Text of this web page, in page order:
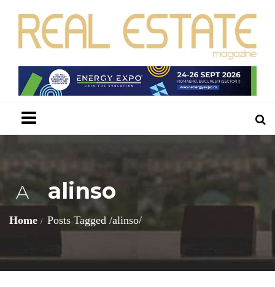
A alinso
Home Posts Tagged /alinso/